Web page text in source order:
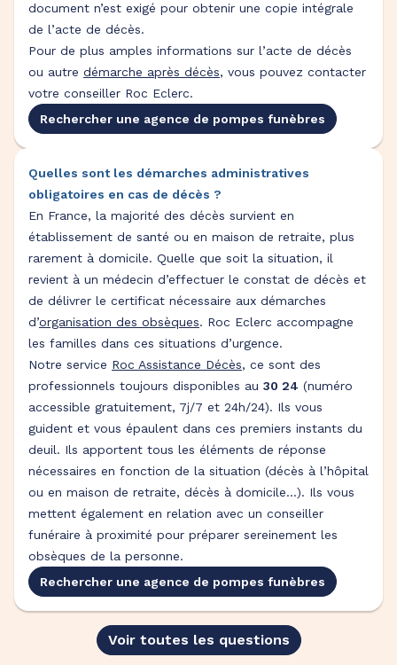
document n’est exigé pour obtenir une copie intégrale
de l’acte de décès.
Pour de plus amples informations sur l’acte de décès
ou autre démarche après décès, vous pouvez contacter
votre conseiller Roc Eclerc.
Rechercher une agence de pompes funèbres
Quelles sont les démarches administratives
obligatoires en cas de décès ?
En France, la majorité des décès survient en
établissement de santé ou en maison de retraite, plus
rarement à domicile. Quelle que soit la situation, il
revient à un médecin d’effectuer le constat de décès et
de délivrer le certificat nécessaire aux démarches
d’organisation des obsèques. Roc Eclerc accompagne
les familles dans ces situations d’urgence.
Notre service Roc Assistance Décès, ce sont des
professionnels toujours disponibles au 30 24 (numéro
accessible gratuitement, 7j/7 et 24h/24). Ils vous
guident et vous épaulent dans ces premiers instants du
deuil. Ils apportent tous les éléments de réponse
nécessaires en fonction de la situation (décès à l’hôpital
ou en maison de retraite, décès à domicile…). Ils vous
mettent également en relation avec un conseiller
funéraire à proximité pour préparer sereinement les
obsèques de la personne.
Rechercher une agence de pompes funèbres
Voir toutes les questions